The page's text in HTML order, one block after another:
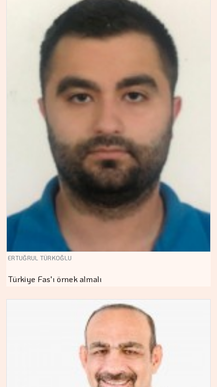
ERTUĞRUL TÜRKOĞLU
Türkiye Fas'ı örnek almalı